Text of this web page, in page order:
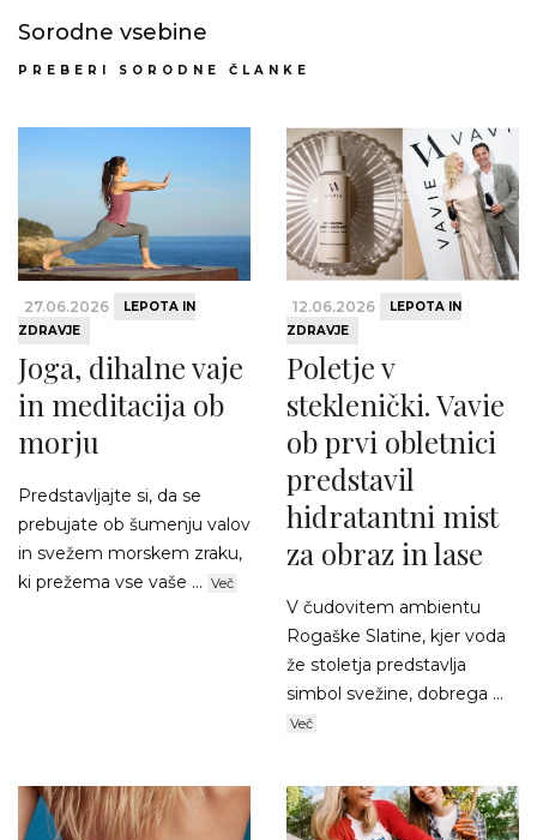
Sorodne vsebine
PREBERI SORODNE ČLANKE
27.06.2026
LEPOTA IN
ZDRAVJE
Joga, dihalne vaje
in meditacija ob
morju
Predstavljajte si, da se
prebujate ob šumenju valov
in svežem morskem zraku,
ki prežema vse vaše ... Več
12.06.2026
LEPOTA IN
ZDRAVJE
Poletje v
steklenički. Vavie
ob prvi obletnici
predstavil
hidratantni mist
za obraz in lase
V čudovitem ambientu
Rogaške Slatine, kjer voda
že stoletja predstavlja
simbol svežine, dobrega ...
Več